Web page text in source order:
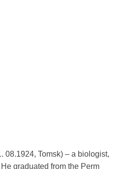
08.1924, Tomsk) – a biologist,
graduated from the Perm